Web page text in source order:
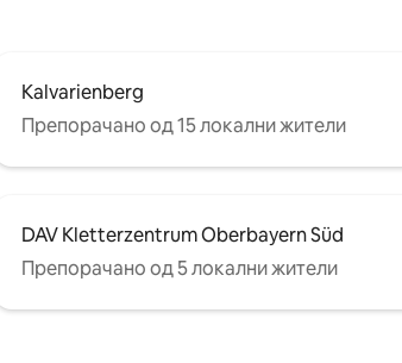
Kalvarienberg
Препорачано од 15 локални жители
DAV Kletterzentrum Oberbayern Süd
Препорачано од 5 локални жители